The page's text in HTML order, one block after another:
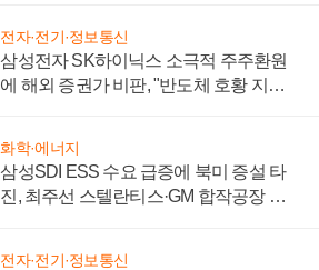
전자·전기·정보통신
삼성전자 SK하이닉스 소극적 주주환원
에 해외 증권가 비판, "반도체 호황 지속
화학·에너지
삼성SDI ESS 수요 급증에 북미 증설 타
진, 최주선 스텔란티스·GM 합작공장 건
전자·전기·정보통신